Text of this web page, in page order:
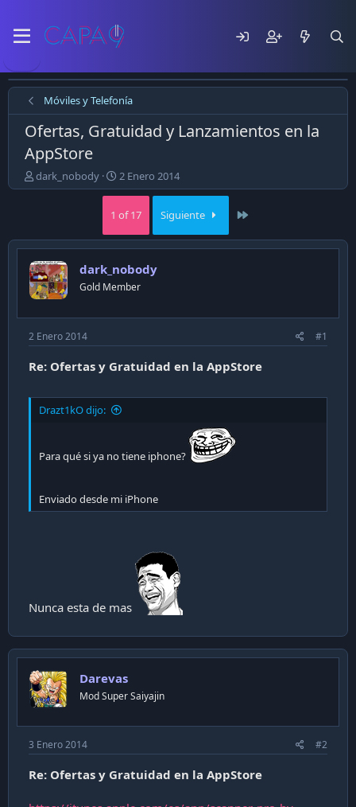
Móviles y Telefonía
Ofertas, Gratuidad y Lanzamientos en la
AppStore
E
m
ó
e
l
t
e
m
a
dark_nobody
F
e
h
a
d
p
u
l
c
a
c
ó
n
2 Enero 2014
1 of 17 Siguiente
dark_nobody
Gold Member
2 Enero 2014 #1
Re: Ofertas y Gratuidad en la AppStore
Drazt1kO dijo:
Para qué si ya no tiene iphone?
Enviado desde mi iPhone
Nunca esta de mas
Darevas
Mod Super Saiyajin
3 Enero 2014 #2
Re: Ofertas y Gratuidad en la AppStore